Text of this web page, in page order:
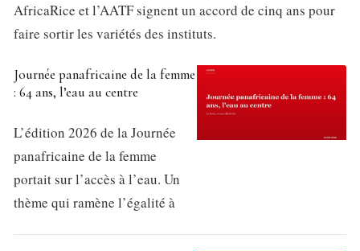
AfricaRice et l’AATF signent un accord de cinq ans pour
faire sortir les variétés des instituts.
Journée panafricaine de la femme
: 64 ans, l’eau au centre
L’édition 2026 de la Journée
panafricaine de la femme
portait sur l’accès à l’eau. Un
thème qui ramène l’égalité à